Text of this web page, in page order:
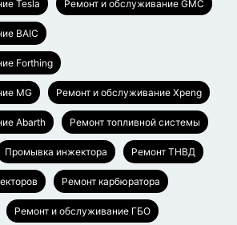
Tesla Ремонт и обслуживание GMC
BAIC
Forthing
MG Ремонт и обслуживание Xpeng
Abarth Ремонт топливной системы
Промывка инжектора Ремонт ТНВД
Ремонт карбюратора
Ремонт и обслуживание ГБО